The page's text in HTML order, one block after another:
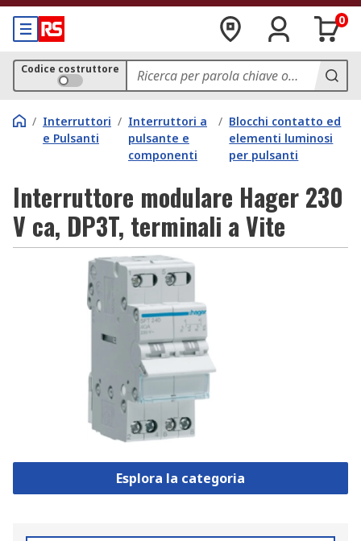
0
Codice costruttore
/ Interruttori
e Pulsanti
/ Interruttori a
pulsante e
componenti
/ Blocchi contatto ed
elementi luminosi
per pulsanti
Interruttore modulare Hager 230
V ca, DP3T, terminali a Vite
Esplora la categoria